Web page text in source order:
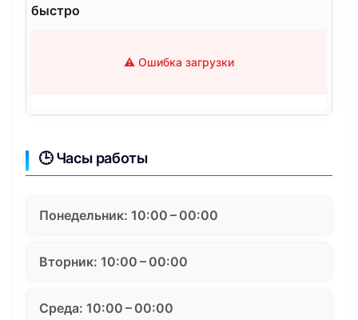
быстро
⚠️ Ошибка загрузки
🕒 Часы работы
Понедельник: 10:00 – 00:00
Вторник: 10:00 – 00:00
Среда: 10:00 – 00:00